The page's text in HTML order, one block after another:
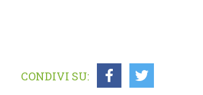
CONDIVI SU: